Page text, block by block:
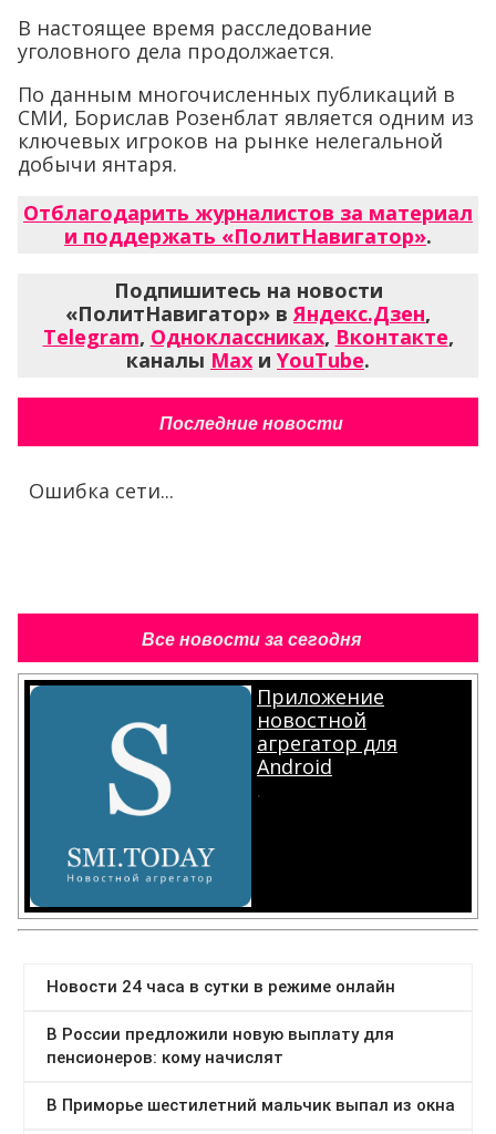
В настоящее время расследование
уголовного дела продолжается.
По данным многочисленных публикаций в
СМИ, Борислав Розенблат является одним из
ключевых игроков на рынке нелегальной
добычи янтаря.
Отблагодарить журналистов за материал
и поддержать «ПолитНавигатор».
Подпишитесь на новости
«ПолитНавигатор» вЯндекс.Дзен,
Telegram, Одноклассниках, Вконтакте,
каналы Max и YouTube.
Последние новости
Ошибка сети...
Все новости за сегодня
Приложение
новостной
агрегатор для
Android
.